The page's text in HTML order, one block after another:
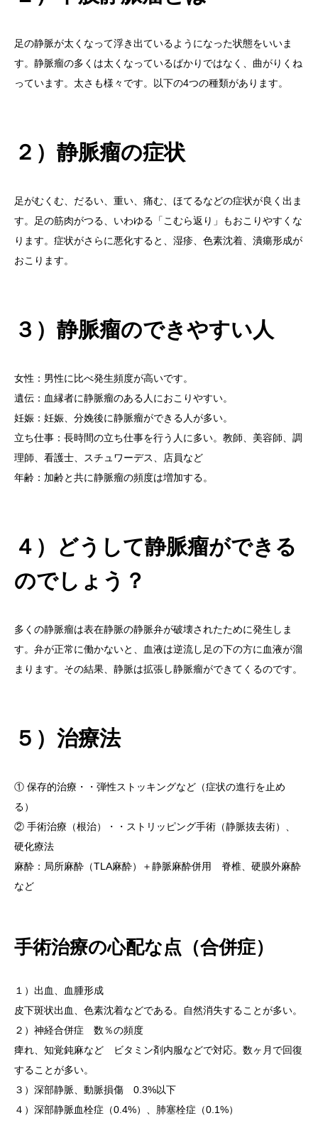
足の静脈が太くなって浮き出ているようになった状態をいいま
す。静脈瘤の多くは太くなっているばかりではなく、曲がりくね
っています。太さも様々です。以下の4つの種類があります。
２）静脈瘤の症状
足がむくむ、だるい、重い、痛む、ほてるなどの症状が良く出ま
す。足の筋肉がつる、いわゆる「こむら返り」もおこりやすくな
ります。症状がさらに悪化すると、湿疹、色素沈着、潰瘍形成が
おこります。
３）静脈瘤のできやすい人
女性：男性に比べ発生頻度が高いです。
遺伝：血縁者に静脈瘤のある人におこりやすい。
妊娠：妊娠、分娩後に静脈瘤ができる人が多い。
立ち仕事：長時間の立ち仕事を行う人に多い。教師、美容師、調
理師、看護士、スチュワーデス、店員など
年齢：加齢と共に静脈瘤の頻度は増加する。
４）どうして静脈瘤ができる
のでしょう？
多くの静脈瘤は表在静脈の静脈弁が破壊されたために発生しま
す。弁が正常に働かないと、血液は逆流し足の下の方に血液が溜
まります。その結果、静脈は拡張し静脈瘤ができてくるのです。
５）治療法
① 保存的治療・・弾性ストッキングなど（症状の進行を止め
る）
② 手術治療（根治）・・ストリッピング手術（静脈抜去術）、
硬化療法
麻酔：局所麻酔（TLA麻酔）＋静脈麻酔併用 脊椎、硬膜外麻酔
など
手術治療の心配な点（合併症）
１）出血、血腫形成
皮下斑状出血、色素沈着などである。自然消失することが多い。
２）神経合併症 数％の頻度
痺れ、知覚鈍麻など ビタミン剤内服などで対応。数ヶ月で回復
することが多い。
３）深部静脈、動脈損傷 0.3%以下
４）深部静脈血栓症（0.4%）、肺塞栓症（0.1%）